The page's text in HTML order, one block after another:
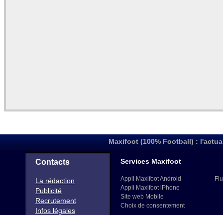
Maxifoot (100% Football) :
Contacts
La rédaction
Publicité
Recrutement
Infos légales
Services Maxifoot
Appli Maxifoot Android
Appli Maxifoot iPhone
Site web Mobile
Choix de consentement